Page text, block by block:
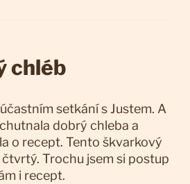
chléb
setkání s Justem. A
dobrý chleba a
o recept. Tento škvarkový
čtvrtý. Trochu jsem si postup
i recept.